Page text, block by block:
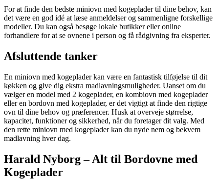
For at finde den bedste miniovn med kogeplader til dine behov, kan
det være en god idé at læse anmeldelser og sammenligne forskellige
modeller. Du kan også besøge lokale butikker eller online
forhandlere for at se ovnene i person og få rådgivning fra eksperter.
Afsluttende tanker
En miniovn med kogeplader kan være en fantastisk tilføjelse til dit
køkken og give dig ekstra madlavningsmuligheder. Uanset om du
vælger en model med 2 kogeplader, en kombiovn med kogeplader
eller en bordovn med kogeplader, er det vigtigt at finde den rigtige
ovn til dine behov og præferencer. Husk at overveje størrelse,
kapacitet, funktioner og sikkerhed, når du foretager dit valg. Med
den rette miniovn med kogeplader kan du nyde nem og bekvem
madlavning hver dag.
Harald Nyborg – Alt til Bordovne med
Kogeplader